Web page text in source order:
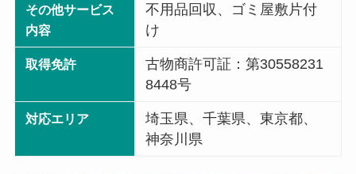
その他サービス
内容
不用品回収、ゴミ屋敷片付
け
取得免許
古物商許可証：第30558231
8448号
対応エリア
埼玉県、千葉県、東京都、
神奈川県